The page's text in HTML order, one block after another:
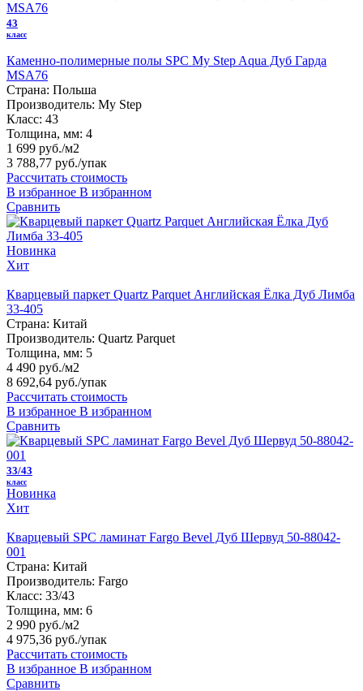
43
класс
Каменно-полимерные полы SPC My Step Aqua Дуб Гарда
MSA76
Страна: Польша
Производитель: My Step
Класс: 43
Толщина, мм: 4
1 699 руб./м2
3 788,77 руб./упак
Рассчитать стоимость
В избранное В избранном
Сравнить
Новинка
Хит
Кварцевый паркет Quartz Parquet Английская Ёлка Дуб Лимба
33-405
Страна: Китай
Производитель: Quartz Parquet
Толщина, мм: 5
4 490 руб./м2
8 692,64 руб./упак
Рассчитать стоимость
В избранное В избранном
Сравнить
33/43
класс
Новинка
Хит
Кварцевый SPC ламинат Fargo Bevel Дуб Шервуд 50-88042-
001
Страна: Китай
Производитель: Fargo
Класс: 33/43
Толщина, мм: 6
2 990 руб./м2
4 975,36 руб./упак
Рассчитать стоимость
В избранное В избранном
Сравнить